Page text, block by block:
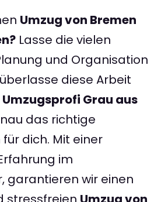
Umzug von Bremen
Lasse die vielen
und Organisation
diese Arbeit
Umzugsprofi Grau aus
das richtige
dich. Mit einer
im
garantieren wir einen